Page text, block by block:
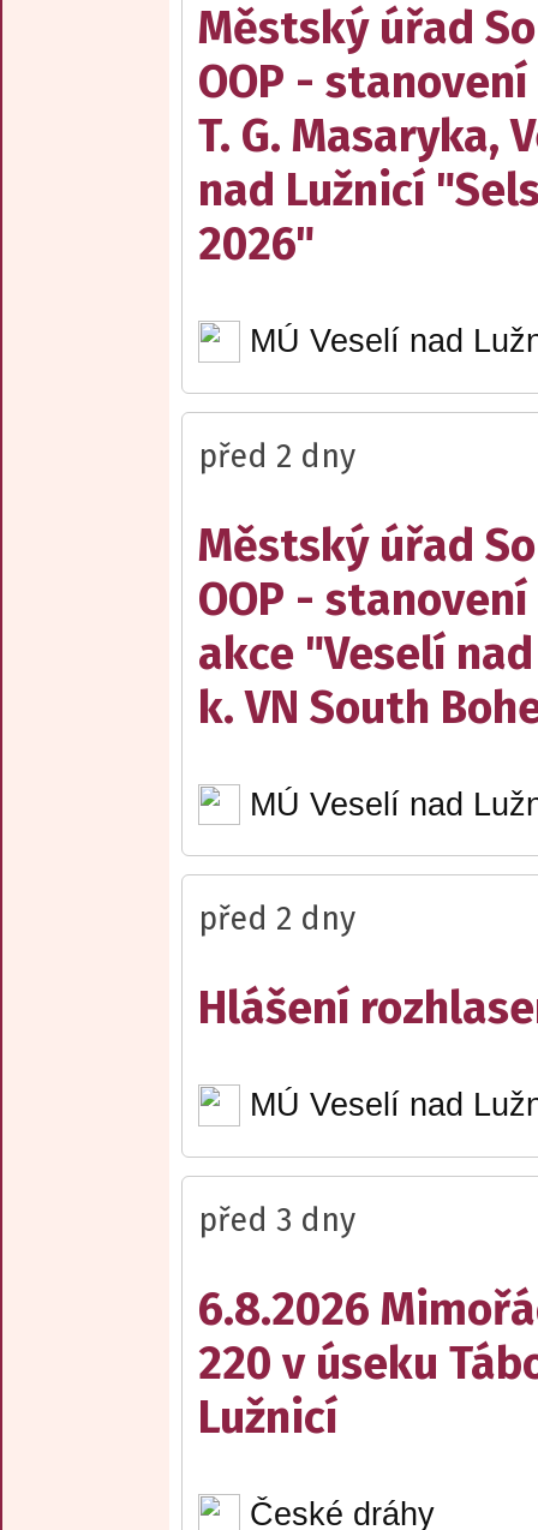
Městský úřad
OOP -
T. G. Masaryka,
nad Lužnicí
2026"
MÚ Veselí nad
před 2 dny
Městský úřad
OOP -
akce "Veselí
k. VN South
MÚ Veselí nad
před 2 dny
Hlášení
MÚ Veselí nad
před 3 dny
6.8.2026
220 v úseku
Lužnicí
České dráhy